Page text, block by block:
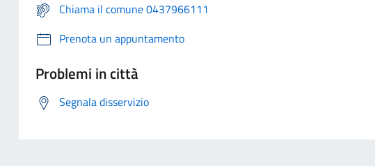
Chiama il comune 0437966111
Prenota un appuntamento
Problemi in città
Segnala disservizio